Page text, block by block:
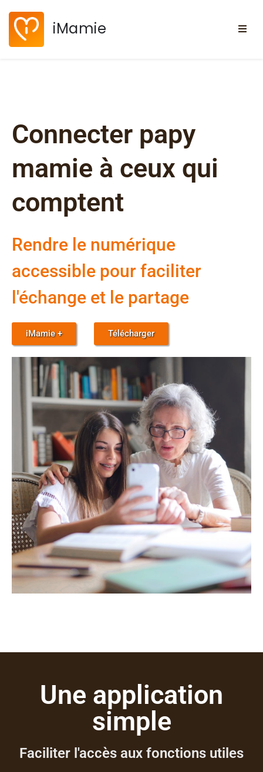
iMamie
Connecter papy
mamie à ceux qui
comptent
Rendre le numérique
accessible pour faciliter
l'échange et le partage
iMamie + Télécharger
Une application
simple
Faciliter l'accès aux fonctions utiles